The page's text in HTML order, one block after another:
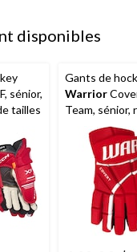
disponibles
sénior,
tailles
Gants de
Warrior
Team, sénior,
choix de